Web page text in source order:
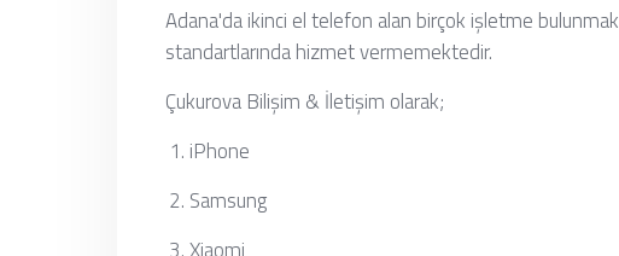
Adana'da ikinci el telefon alan birçok işletme
standartlarında hizmet vermemektedir.
Çukurova Bilişim & İletişim olarak;
iPhone
Samsung